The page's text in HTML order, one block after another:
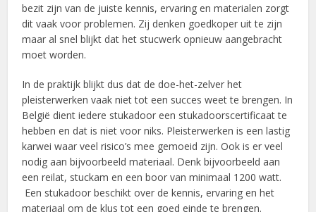
bezit zijn van de juiste kennis, ervaring en materialen zorgt
dit vaak voor problemen. Zij denken goedkoper uit te zijn
maar al snel blijkt dat het stucwerk opnieuw aangebracht
moet worden.
In de praktijk blijkt dus dat de doe-het-zelver het
pleisterwerken vaak niet tot een succes weet te brengen. In
België dient iedere stukadoor een stukadoorscertificaat te
hebben en dat is niet voor niks. Pleisterwerken is een lastig
karwei waar veel risico’s mee gemoeid zijn. Ook is er veel
nodig aan bijvoorbeeld materiaal. Denk bijvoorbeeld aan
een reilat, stuckam en een boor van minimaal 1200 watt.
Een stukadoor beschikt over de kennis, ervaring en het
materiaal om de klus tot een goed einde te brengen.